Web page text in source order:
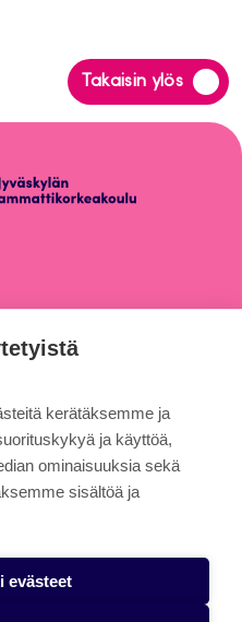
Takaisin ylös
Siirry
takaisin
kerätäksemme ja
ja käyttöä,
ominaisuuksia sekä
sisältöä ja
evästeet